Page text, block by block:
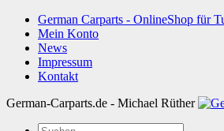
German Carparts - OnlineShop für
Mein Konto
News
Impressum
Kontakt
German-Carparts.de - Michael Rüther